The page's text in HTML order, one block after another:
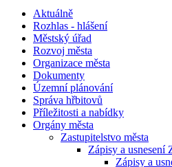
Aktuálně
Rozhlas - hlášení
Městský úřad
Rozvoj města
Organizace města
Dokumenty
Územní plánování
Správa hřbitovů
Příležitosti a nabídky
Orgány města
Zastupitelstvo města
Zápisy a usnesení
Zápisy a